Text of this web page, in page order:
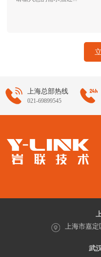
上海总部热线
021-69899545
上海市嘉定
武